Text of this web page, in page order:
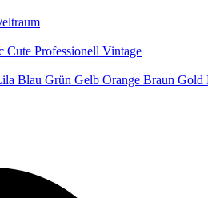
Cute Professionell Vintage
Blau Grün Gelb Orange Braun Gold